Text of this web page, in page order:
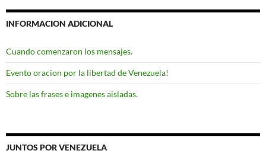
INFORMACION ADICIONAL
Cuando comenzaron los mensajes.
Evento oracion por la libertad de Venezuela!
Sobre las frases e imagenes aisladas.
JUNTOS POR VENEZUELA